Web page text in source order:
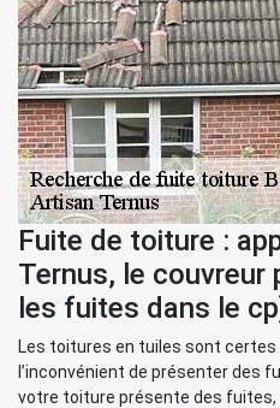
Fuite de toiture :
Ternus, le couvreur
les fuites dans le
Les toitures en tuiles sont
l’inconvénient de présenter des
votre toiture présente des fuites,